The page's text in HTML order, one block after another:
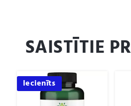
SAISTĪTIE
Iecienīts